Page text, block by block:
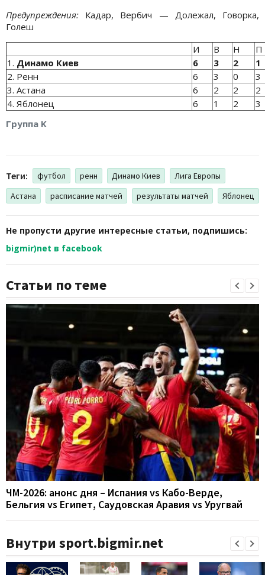
Предупреждения: Кадар, Вербич — Долежал, Говорка,
Голеш
Группа K
И В Н
П
1. Динамо Киев 6 3 2
1
2. Ренн
6 3 0
3
3. Астана
6 2 2
2
4. Яблонец
6 1 2 3
Теги: футбол ренн Динамо Киев
Лига Европы
Астана
расписание матчей результаты матчей Яблонец
Не пропусти другие интересные статьи, подпишись:
bigmir)net в facebook
Статьи по теме
ЧМ-2026: анонс дня – Испания vs Кабо-Верде,
Бельгия vs Египет, Саудовская Аравия vs Уругвай
Внутри sport.bigmir.net